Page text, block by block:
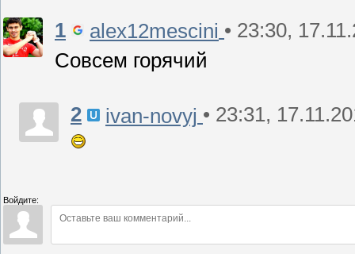
1 alex12mescini • 23:30,
Совсем горячий
2 ivan-novyj • 23:31,
Войдите: